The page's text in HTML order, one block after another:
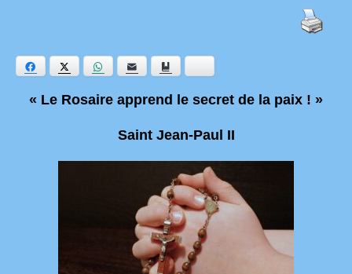
Facebook Twitter WhatsAppE-mail
« Le Rosaire apprend le secret de la paix ! »
Saint Jean-Paul II